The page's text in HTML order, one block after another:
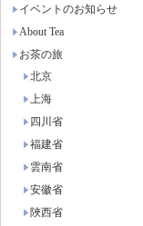
イベントのお知らせ
About Tea
お茶の旅
北京
上海
四川省
福建省
雲南省
安徽省
陜西省